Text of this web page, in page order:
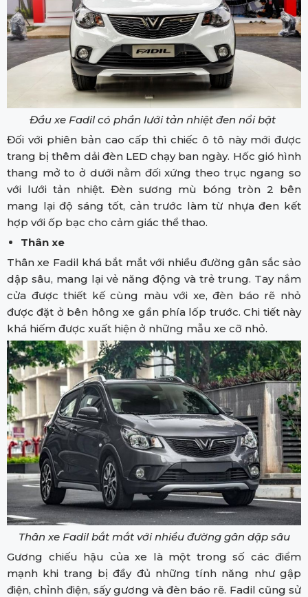
Đầu xe Fadil có phần lưới tản nhiệt đen nổi bật
Đối với phiên bản cao cấp thì chiếc ô tô này mới được
trang bị thêm dải đèn LED chạy ban ngày. Hốc gió hình
thang mở to ở dưới nằm đối xứng theo trục ngang so
với lưới tản nhiệt. Đèn sương mù bóng tròn 2 bên
mang lại độ sáng tốt, cản trước làm từ nhựa đen kết
hợp với ốp bạc cho cảm giác thể thao.
Thân xe
Thân xe Fadil khá bắt mắt với nhiều đường gân sắc sảo
dập sâu, mang lại vẻ năng động và trẻ trung. Tay nắm
cửa được thiết kế cùng màu với xe, đèn báo rẽ nhỏ
được đặt ở bên hông xe gần phía lốp trước. Chi tiết này
khá hiếm được xuất hiện ở những mẫu xe cỡ nhỏ.
Thân xe Fadil bắt mắt với nhiều đường gân dập sâu
Gương chiếu hậu của xe là một trong số các điểm
mạnh khi trang bị đầy đủ những tính năng như gập
điện, chỉnh điện, sấy gương và đèn báo rẽ. Fadil cũng sử